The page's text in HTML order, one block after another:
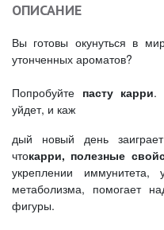
ОПИСАНИЕ
Вы готовы окунуться в
утонченных ароматов?
Попробуйте пасту карри.
уйдет, и каж
дый новый день
чтокарри, полезные
укреплении
метаболизма, помогает
фигуры.